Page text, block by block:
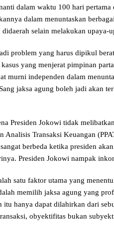
dalam waktu 100 hari
dalam menuntaskan
selain melakukan upaya-
problem yang harus dipikul
yang menjerat pimpinan
murni independen dalam
jaksa agung boleh jadi akan
Presiden Jokowi tidak
Analisis Transaksi Keuangan
berbeda ketika presiden
Presiden Jokowi nampak
satu faktor utama yang
memilih jaksa agung yang
itu hanya dapat dilahirkan dari
obyektifitas bukan